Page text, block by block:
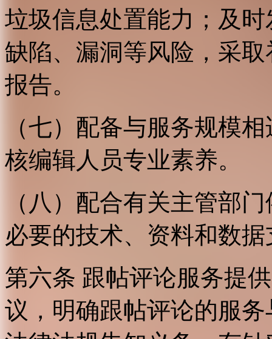
垃圾信息处置能力；及
缺陷、漏洞等风险，采
报告。
（七）配备与服务规模
核编辑人员专业素养。
（八）配合有关主管部
必要的技术、资料和数
第六条 跟帖评论服务提
议，明确跟帖评论的服